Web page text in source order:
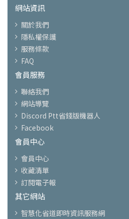
網站資訊
關於我們
隱私權保護
服務條款
FAQ
會員服務
聯絡我們
網站導覽
Discord Ptt省錢版機器人
Facebook
會員中心
會員中心
收藏清單
訂閱電子報
其它網站
智慧化省道即時資訊服務網